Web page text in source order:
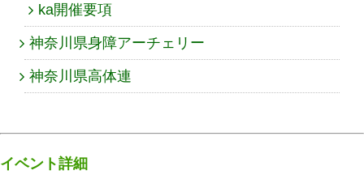
ka開催要項
神奈川県身障アーチェリー
神奈川県高体連
イベント詳細